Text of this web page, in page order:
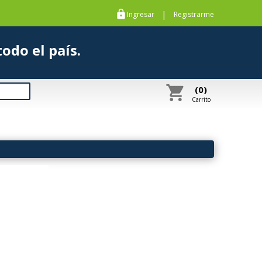
https Ingresar | Registrarme
a todo el país.
shopping_cart (0)
Carrito